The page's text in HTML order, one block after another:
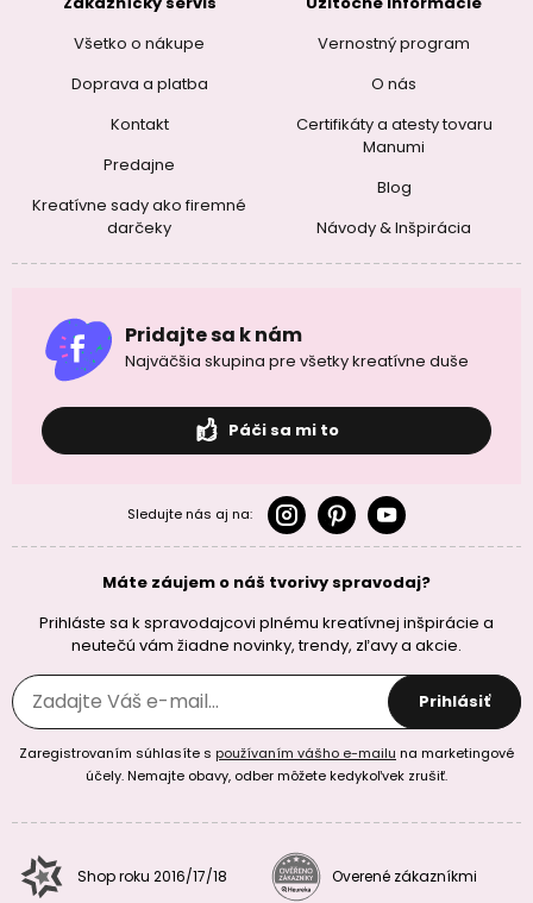
Všetko o nákupe
Doprava a platba
Kontakt
Predajne
Kreatívne sady ako firemné
darčeky
Vernostný program
O nás
Certifikáty a atesty tovaru
Manumi
Blog
Návody & Inšpirácia
Pridajte sa k nám
Najväčšia skupina pre všetky kreatívne duše
Páči sa mi to
Sledujte nás aj na:
Máte záujem o náš tvorivy spravodaj?
Prihláste sa k spravodajcovi plnému kreatívnej inšpirácie a
neutečú vám žiadne novinky, trendy, zľavy a akcie.
Prihlásiť
Zaregistrovaním súhlasíte s používaním vášho e-mailu na marketingové
účely. Nemajte obavy, odber môžete kedykoľvek zrušiť.
Shop roku 2016/17/18 Overené zákazníkmi